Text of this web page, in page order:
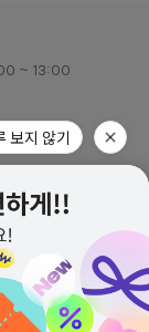
~ 13:00